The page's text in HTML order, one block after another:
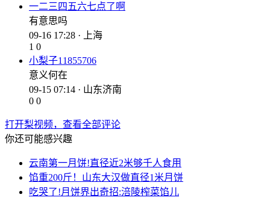
一二三四五六七点了啊
有意思吗
09-16 17:28 · 上海
1 0
小梨子11855706
意义何在
09-15 07:14 · 山东济南
0 0
打开梨视频，查看全部评论
你还可能感兴趣
云南第一月饼!直径近2米够千人食用
馅重200斤！山东大汉做直径1米月饼
吃哭了!月饼界出奇招:涪陵榨菜馅儿